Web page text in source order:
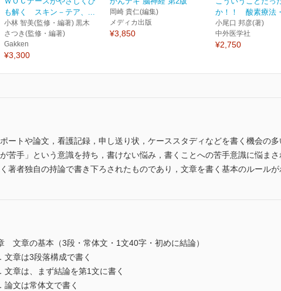
も解く スキン－テア、...
小林 智美(監修・編著) 黒木
さつき(監修・編著)
Gakken
¥3,300
岡崎 貴仁(編集)
メディカ出版
¥3,850
か！！ 酸素療法
小尾口 邦彦(著)
中外医学社
¥2,750
ートや論文，看護記録，申し送り状，ケーススタディなどを書く機会の
苦手」という意識を持ち，書けない悩み，書くことへの苦手意識に悩ま
著者独自の持論で書き下ろされたものであり，文章を書く基本のルール
文章の基本（3段・常体文・1文40字・初めに結論）
文章は3段落構成で書く
文章は、まず結論を第1文に書く
論文は常体文で書く